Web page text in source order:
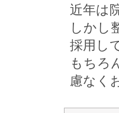
近年は
しかし
採用し
もちろ
慮なく